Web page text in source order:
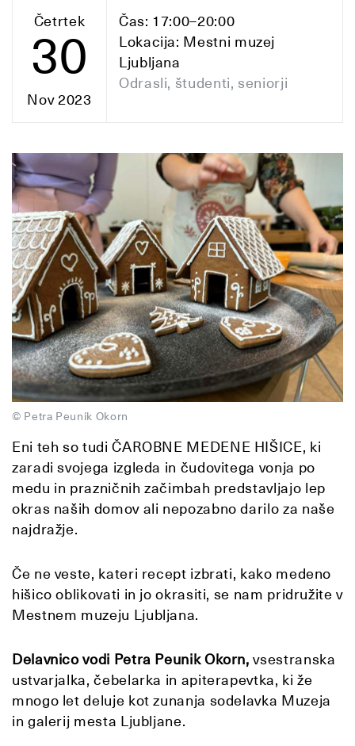
Četrtek
30
Nov 2023
Čas: 17:00–20:00
Lokacija: Mestni muzej
Ljubljana
Odrasli, študenti, seniorji
© Petra Peunik Okorn
Eni teh so tudi ČAROBNE MEDENE HIŠICE, ki
zaradi svojega izgleda in čudovitega vonja po
medu in prazničnih začimbah predstavljajo lep
okras naših domov ali nepozabno darilo za naše
najdražje.
Če ne veste, kateri recept izbrati, kako medeno
hišico oblikovati in jo okrasiti, se nam pridružite v
Mestnem muzeju Ljubljana.
Delavnico vodi Petra Peunik Okorn, vsestranska
ustvarjalka, čebelarka in apiterapevtka, ki že
mnogo let deluje kot zunanja sodelavka Muzeja
in galerij mesta Ljubljane.